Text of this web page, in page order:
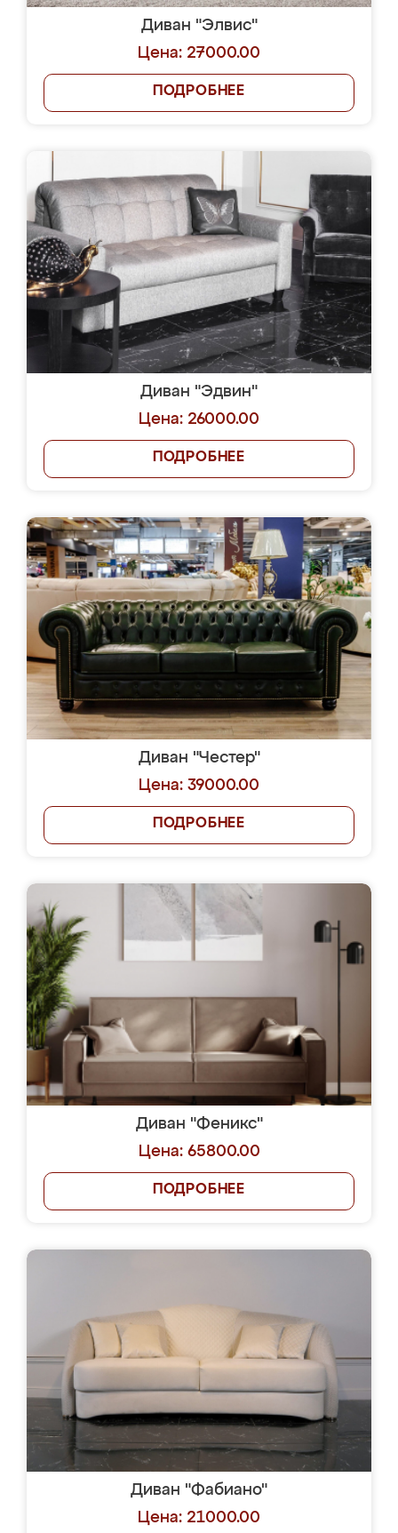
Диван "Элвис"
Цена: 27000.00
ПОДРОБНЕЕ
Диван "Эдвин"
Цена: 26000.00
ПОДРОБНЕЕ
Диван "Честер"
Цена: 39000.00
ПОДРОБНЕЕ
Диван "Феникс"
Цена: 65800.00
ПОДРОБНЕЕ
Диван "Фабиано"
Цена: 21000.00